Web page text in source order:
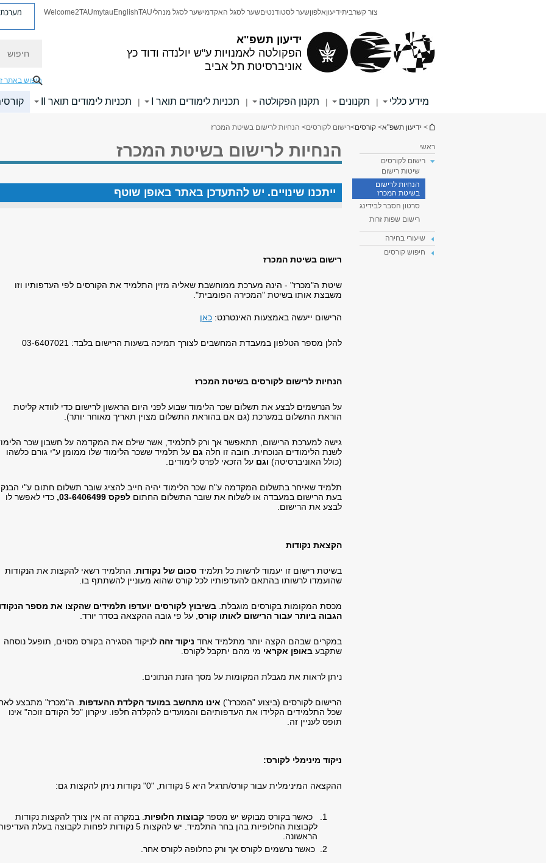
ידיעון תשפ"א
הפקולטה לאמנויות ע"ש יולנדה ודוד כץ
אוניברסיטת תל אביב
צור קשרביתידיעוןאלפוןשער לסטודנטיםשער לסגל האקדמישער לסגל מנהליTAU
English
mytau
Welcome2TAU מערכת
חיפוש באתר
מידע כללי | תקנונים | תקנון הפקולטה | תכניות לימודים תואר I | תכניות לימודים תואר II
הינך נמצא כאן
> ידיעון תשפ"א> קורסים>רישום לקורסים> הנחיות לרישום בשיטת המכרז
ראשי
רישום לקורסים
שיטות רישום
הנחיות לרישום
בשיטת המכרז
סרטון הסבר לבידינג
רישום שפות זרות
שיעורי בחירה
חיפוש קורסים
הנחיות לרישום בשיטת המכרז
ייתכנו שינויים. יש להתעדכן באתר באופן שוטף
רישום בשיטת המכרז
שיטת ה"מכרז" - הינה מערכת ממוחשבת שאליה מזין התלמיד את הקורסים לפי העדפותיו וזו
משבצת אותו בשיטת "המכירה הפומבית".
הרישום ייעשה באמצעות האינטרנט: כאן
להלן מספר הטלפון במעבדת המחשבים לצורך תמיכה בשעות הרישום בלבד: 03-6407021
הנחיות לרישום לקורסים בשיטת המכרז
על הנרשמים לבצע את תשלום שכר הלימוד שבוע לפני היום הראשון לרישום כדי לוודא קליטת
הוראת התשלום במערכת (גם אם בהוראת התשלום מצוין תאריך מאוחר יותר).
גישה למערכת הרישום, תתאפשר אך ורק לתלמיד, אשר שילם את המקדמה על חשבון שכר
לשנת הלימודים הנוכחית. חובה זו חלה גם על תלמיד ששכר הלימוד שלו ממומן ע"י גורם כלשהו
(כולל האוניברסיטה) וגם על הזכאי לפרס לימודים.
תלמיד שאיחר בתשלום המקדמה ע"ח שכר הלימוד יהיה חייב להציג שובר תשלום חתום ע"י הבנק
בעת הרישום במעבדה או לשלוח את שובר התשלום החתום לפקס 03-6406499,
כדי לאפשר לו
לבצע את הרישום.
הקצאת נקודות
בשיטת רישום זו יעמוד לרשות כל תלמיד סכום של נקודות . התלמיד רשאי להקצות את הנקודות
שהועמדו לרשותו בהתאם להעדפותיו לכל קורס שהוא מעוניין להשתתף בו.
מכסת המקומות בקורסים מוגבלת. בשיבוץ לקורסים יועדפו תלמידים שהקצו את מספר
הגבוה ביותר עבור הרישום לאותו קורס , על פי גובה ההקצאה בסדר יורד.
במקרים שבהם הקצה יותר מתלמיד אחד ניקוד זהה לניקוד הסגירה בקורס מסוים, תופעל נוסחה
שתקבע באופן אקראי מי מהם יתקבל לקורס.
ניתן לראות את מגבלת המקומות על מסך הזנת הנתונים.
הרישום לקורסים (ביצוע "המכרז") אינו מתחשב במועד הקלדת ההעדפות . ה"מכרז" מתבצע
שכל התלמידים הקלידו את העדפותיהם והמועדים להקלדה חלפו. עיקרון "כל הקודם זוכה" אינו
תופס לעניין זה.
ניקוד מינימלי לקורס:
ההקצאה המינימלית עבור קורס/תרגיל היא 5 נקודות, "0" נקודות ניתן להקצות גם:
כאשר בקורס מבוקש יש מספר קבוצות חלופיות . במקרה זה אין צורך להקצות נקודות
לקבוצות החלופיות בהן בחר התלמיד. יש להקצות 5 נקודות לפחות לקבוצה בעלת
הראשונה.
כאשר נרשמים לקורס אך ורק כחלופה לקורס אחר.